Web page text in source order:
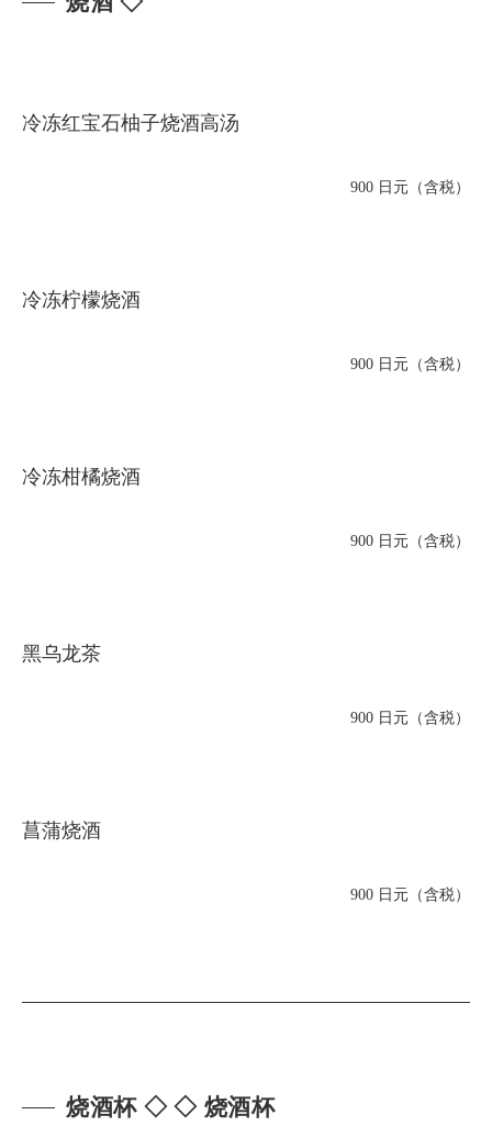
冷冻红宝石柚子烧酒高汤
900 日元（含税）
冷冻柠檬烧酒
900 日元（含税）
冷冻柑橘烧酒
900 日元（含税）
黑乌龙茶
900 日元（含税）
菖蒲烧酒
900 日元（含税）
烧酒杯 ◇ ◇ 烧酒杯